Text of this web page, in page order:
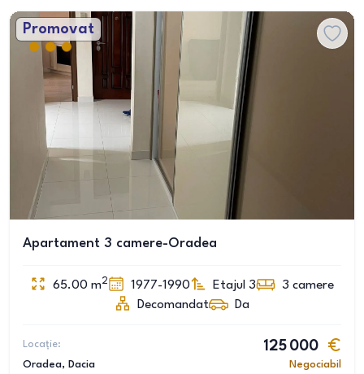
Promovat
Apartament 3 camere-Oradea
65.00 m2 1977-1990 Etajul 3 3 camere
Decomandat
Da
Locație:
Oradea, Dacia
125 000
Negociabil